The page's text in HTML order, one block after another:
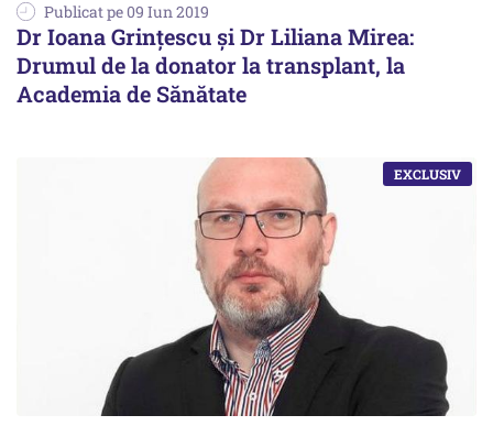
Publicat pe 09 Iun 2019
Dr Ioana Grințescu și Dr Liliana Mirea:
Drumul de la donator la transplant, la
Academia de Sănătate